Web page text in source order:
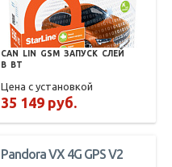
CAN LIN GSM ЗАПУСК СЛЕЙ
В
BT
Цена с установкой
35 149 руб.
Pandora VX 4G GPS V2